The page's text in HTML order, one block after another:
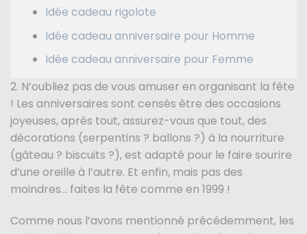
Idée cadeau rigolote
Idée cadeau anniversaire pour Homme
Idée cadeau anniversaire pour Femme
2. N’oubliez pas de vous amuser en organisant la fête
! Les anniversaires sont censés être des occasions
joyeuses, après tout, assurez-vous que tout, des
décorations (serpentins ? ballons ?) à la nourriture
(gâteau ? biscuits ?), est adapté pour le faire sourire
d’une oreille à l’autre. Et enfin, mais pas des
moindres… faites la fête comme en 1999 !
Comme nous l’avons mentionné précédemment, les